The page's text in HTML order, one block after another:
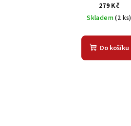
279 Kč
Skladem(2 ks)
Do košíku